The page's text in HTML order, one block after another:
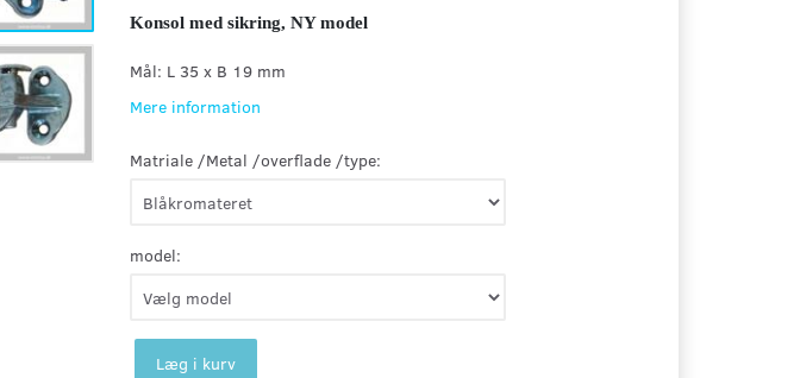
Konsol med sikring, NY model
Mål: L 35 x B 19 mm
Mere information
Matriale /Metal /overflade /type:
model:
Læg i kurv